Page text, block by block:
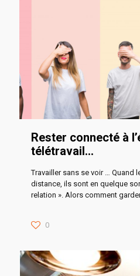
Rester connecté à
télétravail…
Travailler sans se voir … Quand
distance, ils sont en quelque
relation ». Alors comment
0